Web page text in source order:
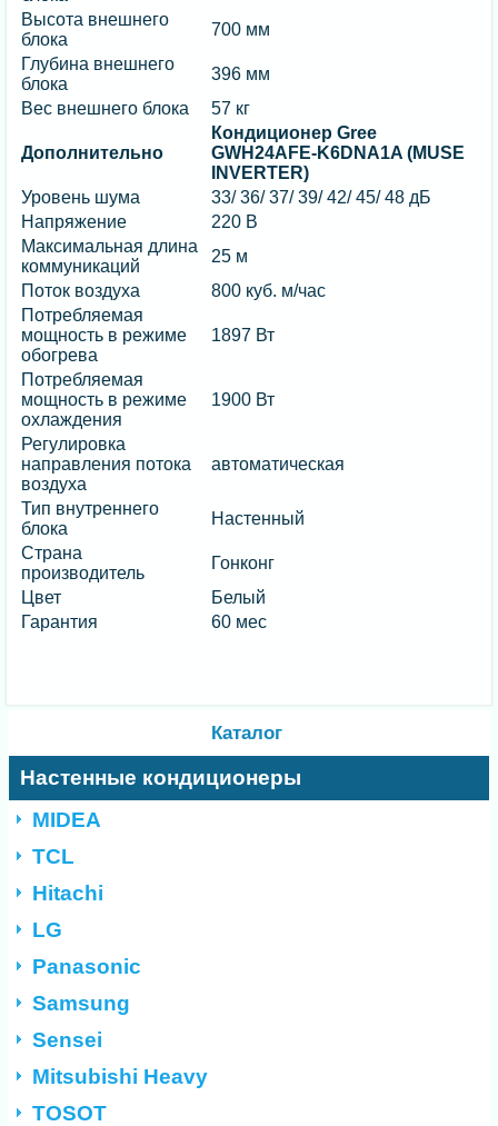
Высота внешнего
блока
700 мм
Глубина внешнего
блока
396 мм
Вес внешнего блока
57 кг
Дополнительно
Кондиционер Gree
GWH24AFE-K6DNA1A (MUSE
INVERTER)
Уровень шума
33/ 36/ 37/ 39/ 42/ 45/ 48 дБ
Напряжение
220 В
Максимальная длина
коммуникаций
25 м
Поток воздуха
800 куб. м/час
Потребляемая
мощность в режиме
обогрева
1897 Вт
Потребляемая
мощность в режиме
охлаждения
1900 Вт
Регулировка
направления потока
воздуха
автоматическая
Тип внутреннего
блока
Настенный
Страна
производитель
Гонконг
Цвет
Белый
Гарантия
60 мес
Каталог
Настенные кондиционеры
MIDEA
TCL
Hitachi
LG
Panasonic
Samsung
Sensei
Mitsubishi Heavy
TOSOT